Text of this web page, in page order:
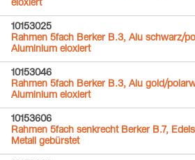
eloxiert
10153025
Rahmen 5fach Berker B.3, Alu schwarz/
Aluminium eloxiert
10153046
Rahmen 5fach Berker B.3, Alu gold/
Aluminium eloxiert
10153606
Rahmen 5fach senkrecht Berker B.7,
Metall gebürstet